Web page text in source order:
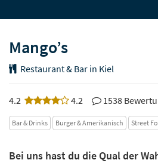
Mango’s
Restaurant & Bar in Kiel
4.2 4.2 1538
Bar & Drinks Burger & Amerikanisch Street
Bei uns hast du die Qual der